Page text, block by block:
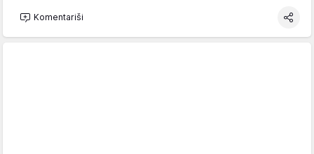
Komentariši